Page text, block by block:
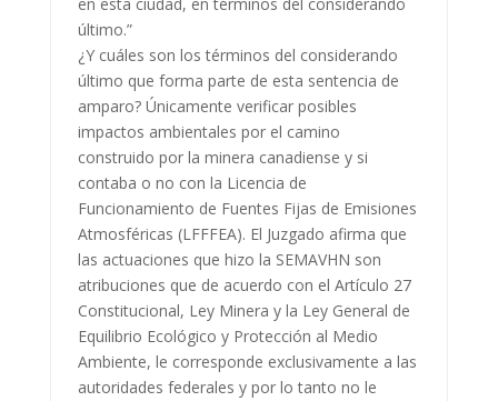
último.”
¿Y cuáles son los términos del considerando
último que forma parte de esta sentencia de
amparo? Únicamente verificar posibles
impactos ambientales por el camino
construido por la minera canadiense y si
contaba o no con la Licencia de
Funcionamiento de Fuentes Fijas de Emisiones
Atmosféricas (LFFFEA). El Juzgado afirma que
las actuaciones que hizo la SEMAVHN son
atribuciones que de acuerdo con el Artículo 27
Constitucional, Ley Minera y la Ley General de
Equilibrio Ecológico y Protección al Medio
Ambiente, le corresponde exclusivamente a las
autoridades federales y por lo tanto no le